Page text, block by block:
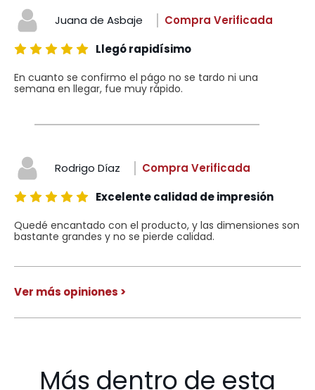
Juana de Asbaje
Compra Verificada
Llegó rapidísimo
En cuanto se confirmo el págo no se tardo ni una
semana en llegar, fue muy rápido.
Rodrigo Díaz
Compra Verificada
Excelente calidad de impresión
Quedé encantado con el producto, y las dimensiones son
bastante grandes y no se pierde calidad.
Ver más opiniones >
Más dentro de esta